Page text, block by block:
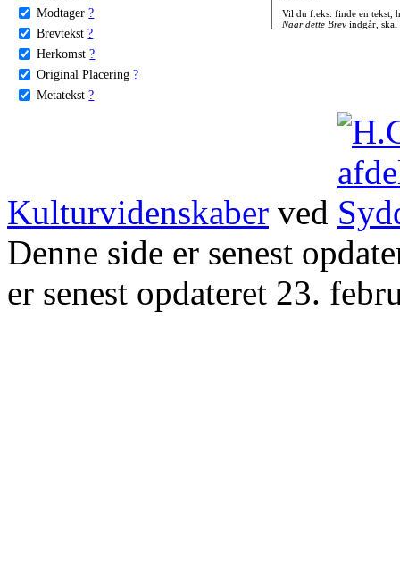
Modtager ?
Brevtekst ?
Herkomst ?
Original Placering ?
Metatekst ?
Vil du f.eks. finde en tekst,
Naar dette Brevindgår, skal
Kulturvidenskaber ved
Denne side er senest
er senest opdateret 23.